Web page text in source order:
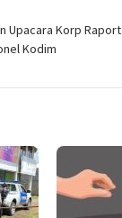
Upacara Korp Raport
Kodim